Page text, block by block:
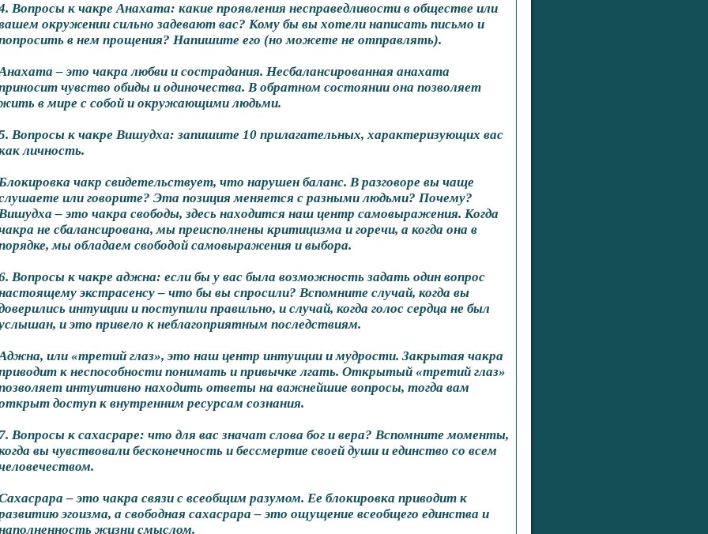
Вопросы к чакре Анахата: какие проявления несправедливости в обществе или
окружении сильно задевают вас? Кому бы вы хотели написать письмо и
в нем прощения? Напишите его (но можете не отправлять).
– это чакра любви и сострадания. Несбалансированная анахата
чувство обиды и одиночества. В обратном состоянии она позволяет
в мире с собой и окружающими людьми.
Вопросы к чакре Вишудха: запишите 10 прилагательных, характеризующих вас
личность.
чакр свидетельствует, что нарушен баланс. В разговоре вы чаще
или говорите? Эта позиция меняется с разными людьми? Почему?
– это чакра свободы, здесь находится наш центр самовыражения. Когда
не сбалансирована, мы преисполнены критицизма и горечи, а когда она в
мы обладаем свободой самовыражения и выбора.
Вопросы к чакре аджна: если бы у вас была возможность задать один вопрос
экстрасенсу – что бы вы спросили? Вспомните случай, когда вы
интуиции и поступили правильно, и случай, когда голос сердца не был
и это привело к неблагоприятным последствиям.
или «третий глаз», это наш центр интуиции и мудрости. Закрытая чакра
к неспособности понимать и привычке лгать. Открытый «третий глаз»
интуитивно находить ответы на важнейшие вопросы, тогда вам
доступ к внутренним ресурсам сознания.
7. Вопросы к сахасраре: что для вас значат слова бог и вера? Вспомните моменты,
вы чувствовали бесконечность и бессмертие своей души и единство со всем
– это чакра связи с всеобщим разумом. Ее блокировка приводит к
эгоизма, а свободная сахасрара – это ощущение всеобщего единства и
жизни смыслом.